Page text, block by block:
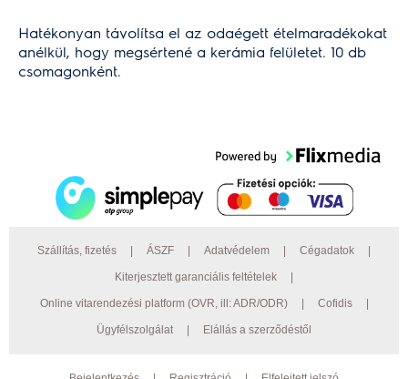
Hatékonyan távolítsa el az odaégett ételmaradékokat
anélkül, hogy megsértené a kerámia felületet. 10 db
csomagonként.
Szállítás, fizetés ÁSZF Adatvédelem Cégadatok
Kiterjesztett garanciális feltételek
Online vitarendezési platform (OVR, ill: ADR/ODR) Cofidis
Ügyfélszolgálat Elállás a szerződéstől